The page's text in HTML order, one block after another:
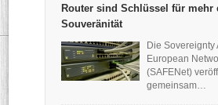
Router sind Schlüssel für mehr
Souveränität
Die Sovereignty
European
(SAFENet)
gemeinsam…